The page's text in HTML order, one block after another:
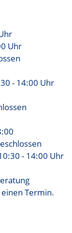
Uhr
- 14:00 Uhr
- 14:00 Uhr
Termin.